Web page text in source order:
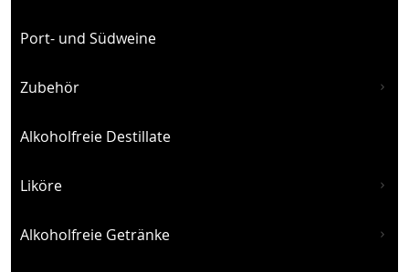
Port- und Südweine
Zubehör
Alkoholfreie Destillate
Liköre
Alkoholfreie Getränke